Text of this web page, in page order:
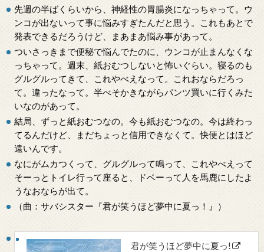
先週の半ばくらいから、神経性の胃腸炎になっちゃって。ウ
ンコが出ないって事に悩みすぎたんだと思う。これもあとで
発表できるだろうけど、まあまあ悩み事があって。
ついさっきまで便秘で悩んでたのに、ウンコが止まんなくな
っちゃって。週末、紙おむつしないと怖いぐらい。寝るのも
グルグルってきて、これやべえなって。これおならだろっ
て。違ったなって。半べそかきながらパンツ買いに行くみた
いなのがあって。
結局、ずっと紙おむつなの。今も紙おむつなの。今は終わっ
てるんだけど、まだちょっと信用できなくて。快便とはほど
遠いんです。
なにがムカつくって、グルグルって鳴って、これやべえって
そーっとトイレ行って座ると、ドベーって人を馬鹿にしたよ
うなおならが出て。
（曲：サバシスター『君が笑うほど夢中に夏っ！』）
君が笑うほど夢中に夏っ!